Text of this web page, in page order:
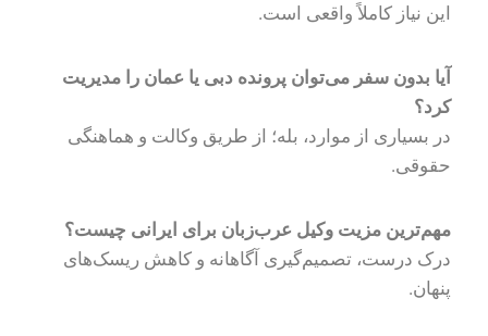
این نیاز کاملاً واقعی است.
آیا بدون سفر می‌توان پرونده دبی یا عمان را مدیریت
کرد؟
در بسیاری از موارد، بله؛ از طریق وکالت و هماهنگی
حقوقی.
مهم‌ترین مزیت وکیل عرب‌زبان برای ایرانی چیست؟
درک درست، تصمیم‌گیری آگاهانه و کاهش ریسک‌های
پنهان.